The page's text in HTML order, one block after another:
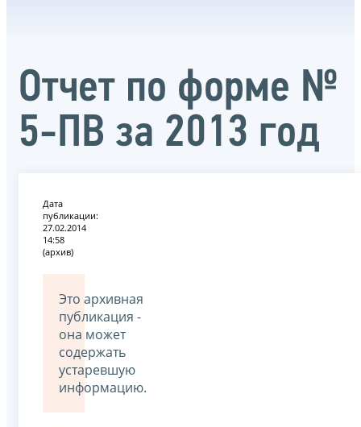
Отчет по форме №
5-ПВ за 2013 год
Дата
публикации:
27.02.2014
14:58
(архив)
Это архивная
публикация -
она может
содержать
устаревшую
информацию.